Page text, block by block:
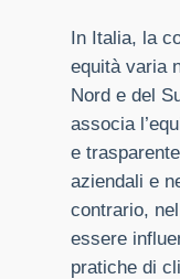
In Italia, la
equità varia
Nord e del
associa
e
aziendali e
contrario,
essere
pratiche di